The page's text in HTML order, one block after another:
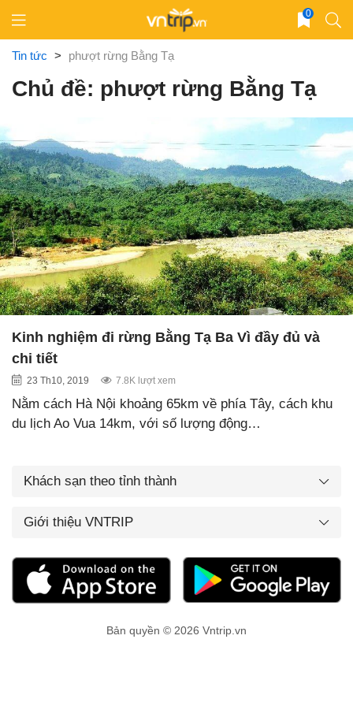
content
0
Tin tức > phượt rừng Bằng Tạ
Chủ đề: phượt rừng Bằng Tạ
Kinh nghiệm đi rừng Bằng Tạ Ba Vì đầy đủ và
chi tiết
23 Th10, 2019 7.8K lượt xem
Nằm cách Hà Nội khoảng 65km về phía Tây, cách khu
du lịch Ao Vua 14km, với số lượng động…
Khách sạn theo tỉnh thành
Giới thiệu VNTRIP
Bản quyền © 2026 Vntrip.vn